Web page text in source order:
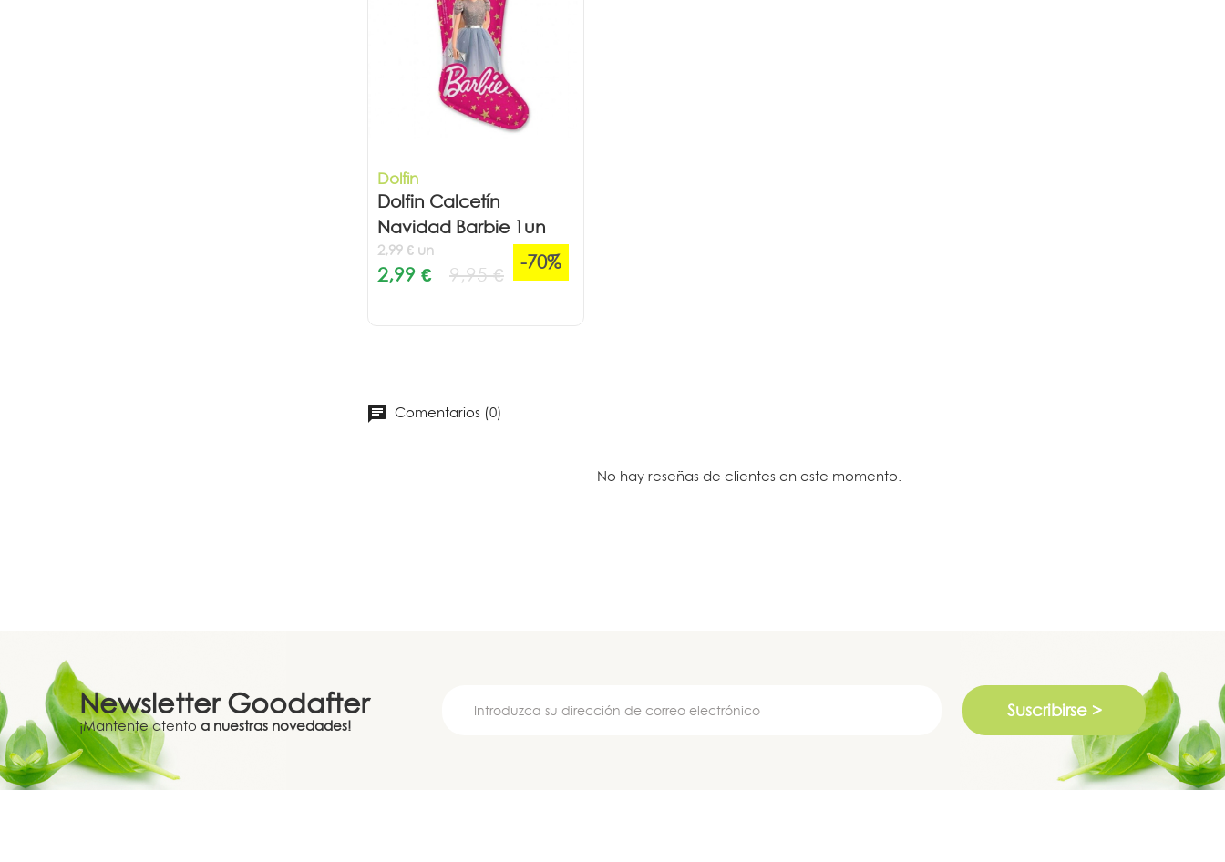
Dolfin
Dolfin Calcetín
Navidad Barbie 1un
2,99 € un
2,99 € 9,95 €
-70%
Comentarios (0)
No hay reseñas de clientes en este momento.
Newsletter Goodafter
¡Mantente atento a nuestras novedades!
Suscribirse >